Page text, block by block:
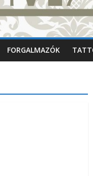
FORGALMAZÓK